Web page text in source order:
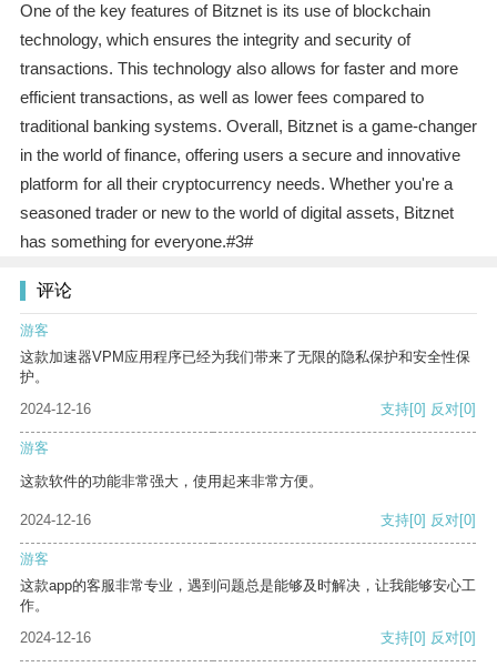
One of the key features of Bitznet is its use of blockchain
technology, which ensures the integrity and security of
transactions. This technology also allows for faster and more
efficient transactions, as well as lower fees compared to
traditional banking systems. Overall, Bitznet is a game-changer
in the world of finance, offering users a secure and innovative
platform for all their cryptocurrency needs. Whether you're a
seasoned trader or new to the world of digital assets, Bitznet
has something for everyone.#3#
评论
游客
这款加速器VPM应用程序已经为我们带来了无限的隐私保护和安全性保
护。
2024-12-16
支持[0] 反对[0]
游客
这款软件的功能非常强大，使用起来非常方便。
2024-12-16 支持[0] 反对[0]
游客
这款app的客服非常专业，遇到问题总是能够及时解决，让我能够安心工
作。
2024-12-16
支持[0] 反对[0]